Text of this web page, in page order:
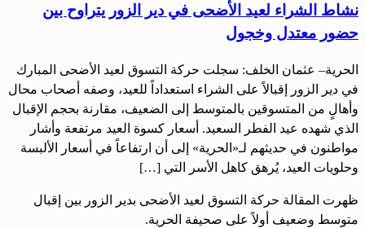
نشاط الشراء لعيد الأضحى في دير الزور يتراوح بين
حضور معتدل وخجول
الحرية– عثمان الخلف: سجلت حركة التسوق لعيد الأضحى المبارك
في دير الزور إقبالاً على الشراء استعداداً للعيد، وصفه أصحاب محال
وأهالٍ من المتسوقين بالمتوسط إلى الضعيف، مقارنة بحجم الإقبال
الذي شهده عيد الفطر السعيد. أسعار كسوة العيد مرتفعة وأشار
مواطنون في حديثهم لـ«الحرية» إلى أن ارتفاعاً في أسعار الألبسة
وحلويات العيد، يُرهق كاهل الأسر التي […]
ظهرت المقالة حركة التسوق لعيد الأضحى بدير الزور بين إقبال
متوسط وضعيف أولاً على صحيفة الحرية.